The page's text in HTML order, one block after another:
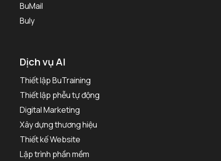
BuMail
Buly
Dịch vụ AI
Thiết lập BuTraining
Thiết lập phễu tự động
Digital Marketing
Xây dựng thương hiệu
Thiết kế Website
Lập trình phần mềm